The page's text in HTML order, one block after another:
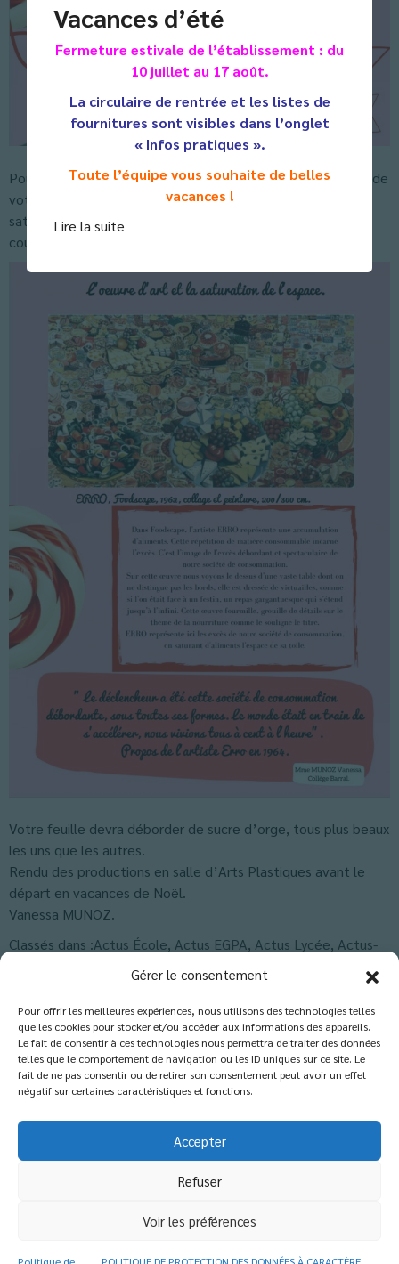
Gérer le consentement
Pour offrir les meilleures expériences, nous utilisons des technologies telles
que les cookies pour stocker et/ou accéder aux informations des appareils.
Le fait de consentir à ces technologies nous permettra de traiter des données
telles que le comportement de navigation ou les ID uniques sur ce site. Le
fait de ne pas consentir ou de retirer son consentement peut avoir un effet
négatif sur certaines caractéristiques et fonctions.
Accepter
Refuser
Voir les préférences
Vacances d’été
Fermeture estivale de l’établissement : du
10 juillet au 17 août.
La circulaire de rentrée et les listes de
fournitures sont visibles dans l’onglet
« Infos pratiques ».
Toute l’équipe vous souhaite de belles
vacances !
Lire la suite
Pour ce défi graphique je vous propose d’envahir l’espace de
votre feuille (un cercle de 20 cm de diamètre), jusqu’à le
saturer, avec une multitude de dessins de sucre d’orge, de
couleurs et d’échelles variables.
Votre feuille devra déborder de sucre d’orge, tous plus beaux
les uns que les autres.
Rendu des productions en salle d’Arts Plastiques avant le
départ en vacances de Noël.
Vanessa MUNOZ.
Classés dans :Actus École, Actus EGPA, Actus Lycée, Actus-
Les commentaires sont fermés.
© 2026 Copyright - Etablissement catholique
d'enseignement
École - Collège - Lycée
113 rue Marcel Briguiboul 81000 Castres - 05 63 59 05 49